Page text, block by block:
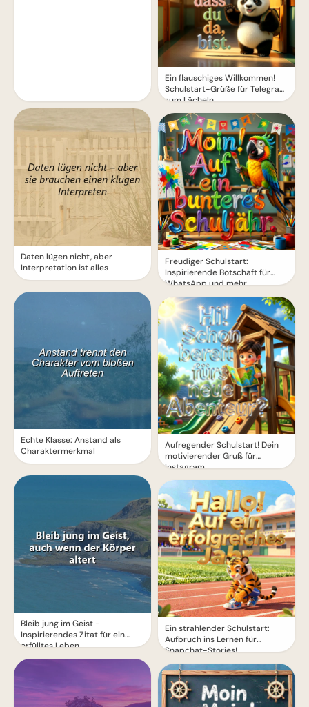
Daten lügen nicht, aber
Interpretation ist alles
Echte Klasse: Anstand als
Charaktermerkmal
Bleib jung im Geist -
Inspirierendes Zitat für ein
erfülltes Leben
Ein flauschiges Willkommen!
Schulstart-Grüße für Telegram
zum Lächeln
Freudiger Schulstart:
Inspirierende Botschaft für
WhatsApp und mehr
Aufregender Schulstart! Dein
motivierender Gruß für
Instagram
Ein strahlender Schulstart:
Aufbruch ins Lernen für
Snapchat-Stories!